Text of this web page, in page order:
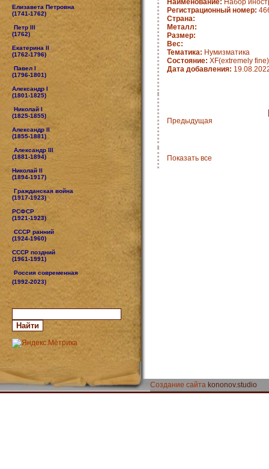
Елизавета Петровна
(1741-1762)
Петр III
(1762)
Екатерина II
(1762-1796)
Павел I
(1796-1801)
Александр I
(1801-1825)
Николай I
(1825-1855)
Александр II
(1855-1881)
Александр III
(1881-1894)
Николай II
(1894-1917)
Гражданская война
(1917-1923)
РСФСР
(1921-1923)
СССР ранний
(1924-1960)
СССР поздний
(1961-1991)
Россия современная
(1992-2023)
Наименование: Набор
Регистрационный номер:
Страна:
Металл:
Размер:
Вес:
Тематика: Нумизматика
Состояние: XF(extremely fine)
Дата добавления:
Предыдущая
Показать все
Создание сайта kononov.studio